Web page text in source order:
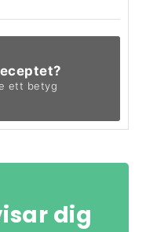
ett betyg
dig